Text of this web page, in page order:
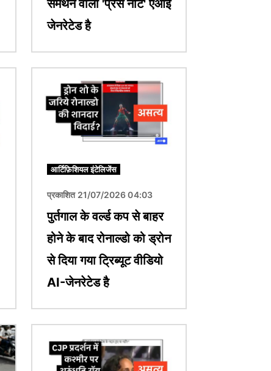
समर्थन वाला 'प्रेस नोट' एआई
जेनरेटेड है
आर्टिफ़िशियल इंटेलिजेंस
प्रकाशित 21/07/2026 04:03
पुर्तगाल के वर्ल्ड कप से बाहर
होने के बाद रोनाल्डो को ड्रोन
से दिया गया ट्रिब्यूट वीडियो
AI-जेनरेटेड है